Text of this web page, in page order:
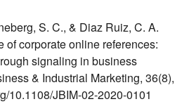
S. C., & Diaz Ruiz, C. A.
of corporate online references:
signaling in business
& Industrial Marketing, 36(8),
10.1108/JBIM-02-2020-0101